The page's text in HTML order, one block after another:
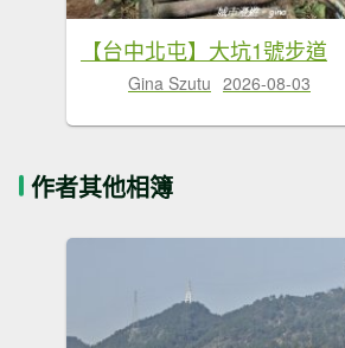
【台中北屯】大坑1號步道
Gina Szutu 2026-08-03
作者其他相簿